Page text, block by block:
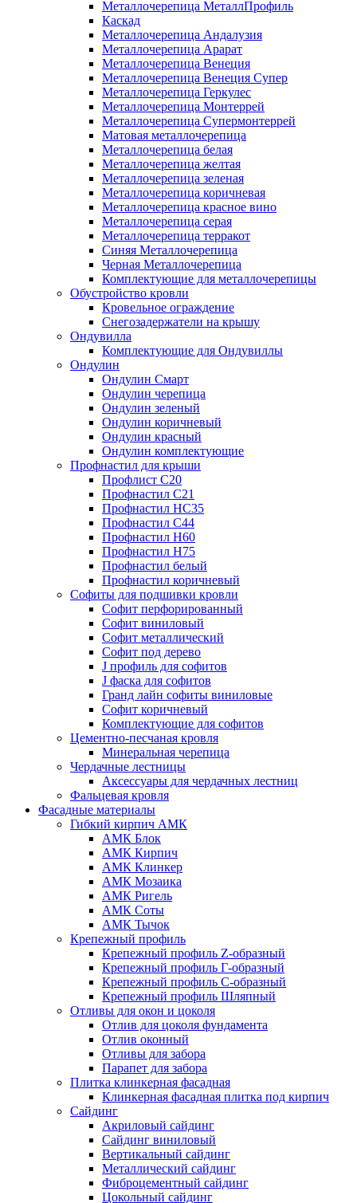
Металлочерепица МеталлПрофиль
Каскад
Металлочерепица Андалузия
Металлочерепица Арарат
Металлочерепица Венеция
Металлочерепица Венеция Супер
Металлочерепица Геркулес
Металлочерепица Монтеррей
Металлочерепица Супермонтеррей
Матовая металлочерепица
Металлочерепица белая
Металлочерепица желтая
Металлочерепица зеленая
Металлочерепица коричневая
Металлочерепица красное вино
Металлочерепица серая
Металлочерепица терракот
Синяя Металлочерепица
Черная Металлочерепица
Комплектующие для металлочерепицы
Обустройство кровли
Кровельное ограждение
Снегозадержатели на крышу
Ондувилла
Комплектующие для Ондувиллы
Ондулин
Ондулин Смарт
Ондулин черепица
Ондулин зеленый
Ондулин коричневый
Ондулин красный
Ондулин комплектующие
Профнастил для крыши
Профлист С20
Профнастил С21
Профнастил НС35
Профнастил С44
Профнастил Н60
Профнастил Н75
Профнастил белый
Профнастил коричневый
Софиты для подшивки кровли
Cофит перфорированный
Софит виниловый
Софит металлический
Софит под дерево
J профиль для софитов
J фаска для софитов
Гранд лайн софиты виниловые
Софит коричневый
Комплектующие для софитов
Цементно-песчаная кровля
Минеральная черепица
Чердачные лестницы
Аксессуары для чердачных лестниц
Фальцевая кровля
Фасадные материалы
Гибкий кирпич АМК
АМК Блок
АМК Кирпич
АМК Клинкер
АМК Мозаика
АМК Ригель
АМК Соты
АМК Тычок
Крепежный профиль
Крепежный профиль Z-образный
Крепежный профиль Г-образный
Крепежный профиль С-образный
Крепежный профиль Шляпный
Отливы для окон и цоколя
Отлив для цоколя фундамента
Отлив оконный
Отливы для забора
Парапет для забора
Плитка клинкерная фасадная
Клинкерная фасадная плитка под кирпич
Сайдинг
Акриловый сайдинг
Сайдинг виниловый
Вертикальный сайдинг
Металлический сайдинг
Фиброцементный сайдинг
Цокольный сайдинг